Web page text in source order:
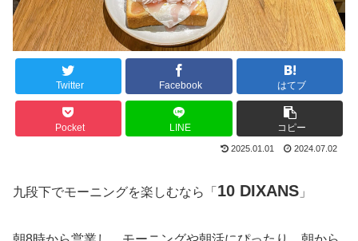
Twitter Facebook はてブ
Pocket LINE コピー
2025.01.01 2024.07.02
九段下でモーニングを楽しむなら「 10 DIXANS 」